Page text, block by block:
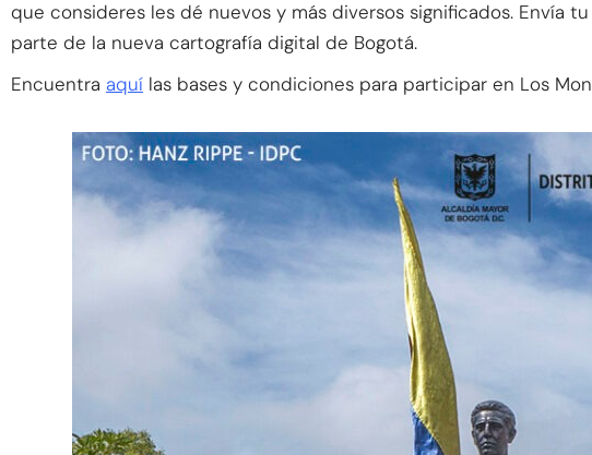
que consideres les dé nuevos y más diversos significados. Envía
parte de la nueva cartografía digital de Bogotá.
Encuentra aquí las bases y condiciones para participar en Los